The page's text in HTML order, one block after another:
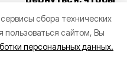
сбора технических
пользоваться сайтом, Вы
персональных данных.
в Белгородскую
пять лет